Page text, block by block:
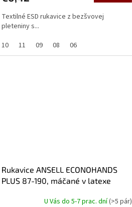
Textilné ESD rukavice z bezšvovej
pleteniny s...
10
11 09 08 06
Rukavice ANSELL ECONOHANDS
PLUS 87-190, máčané v latexe
U Vás do 5-7 prac. dní(>5 pár)